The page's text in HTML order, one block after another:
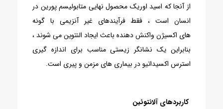
از آنجا که اسید اوریک محصول نهایی متابولیسم پورین در
انسان است ، فقط فرآیندهای غیر آنزیمی با گونه
های اکسیژن واکنش دهنده باعث ایجاد النتوین می شوند ،
بنابراین یک نشانگر زیستی مناسب برای اندازه گیری
استرس اکسیداتیو در بیماری های مزمن و پیری است.
کاربردهای آلانتوئین